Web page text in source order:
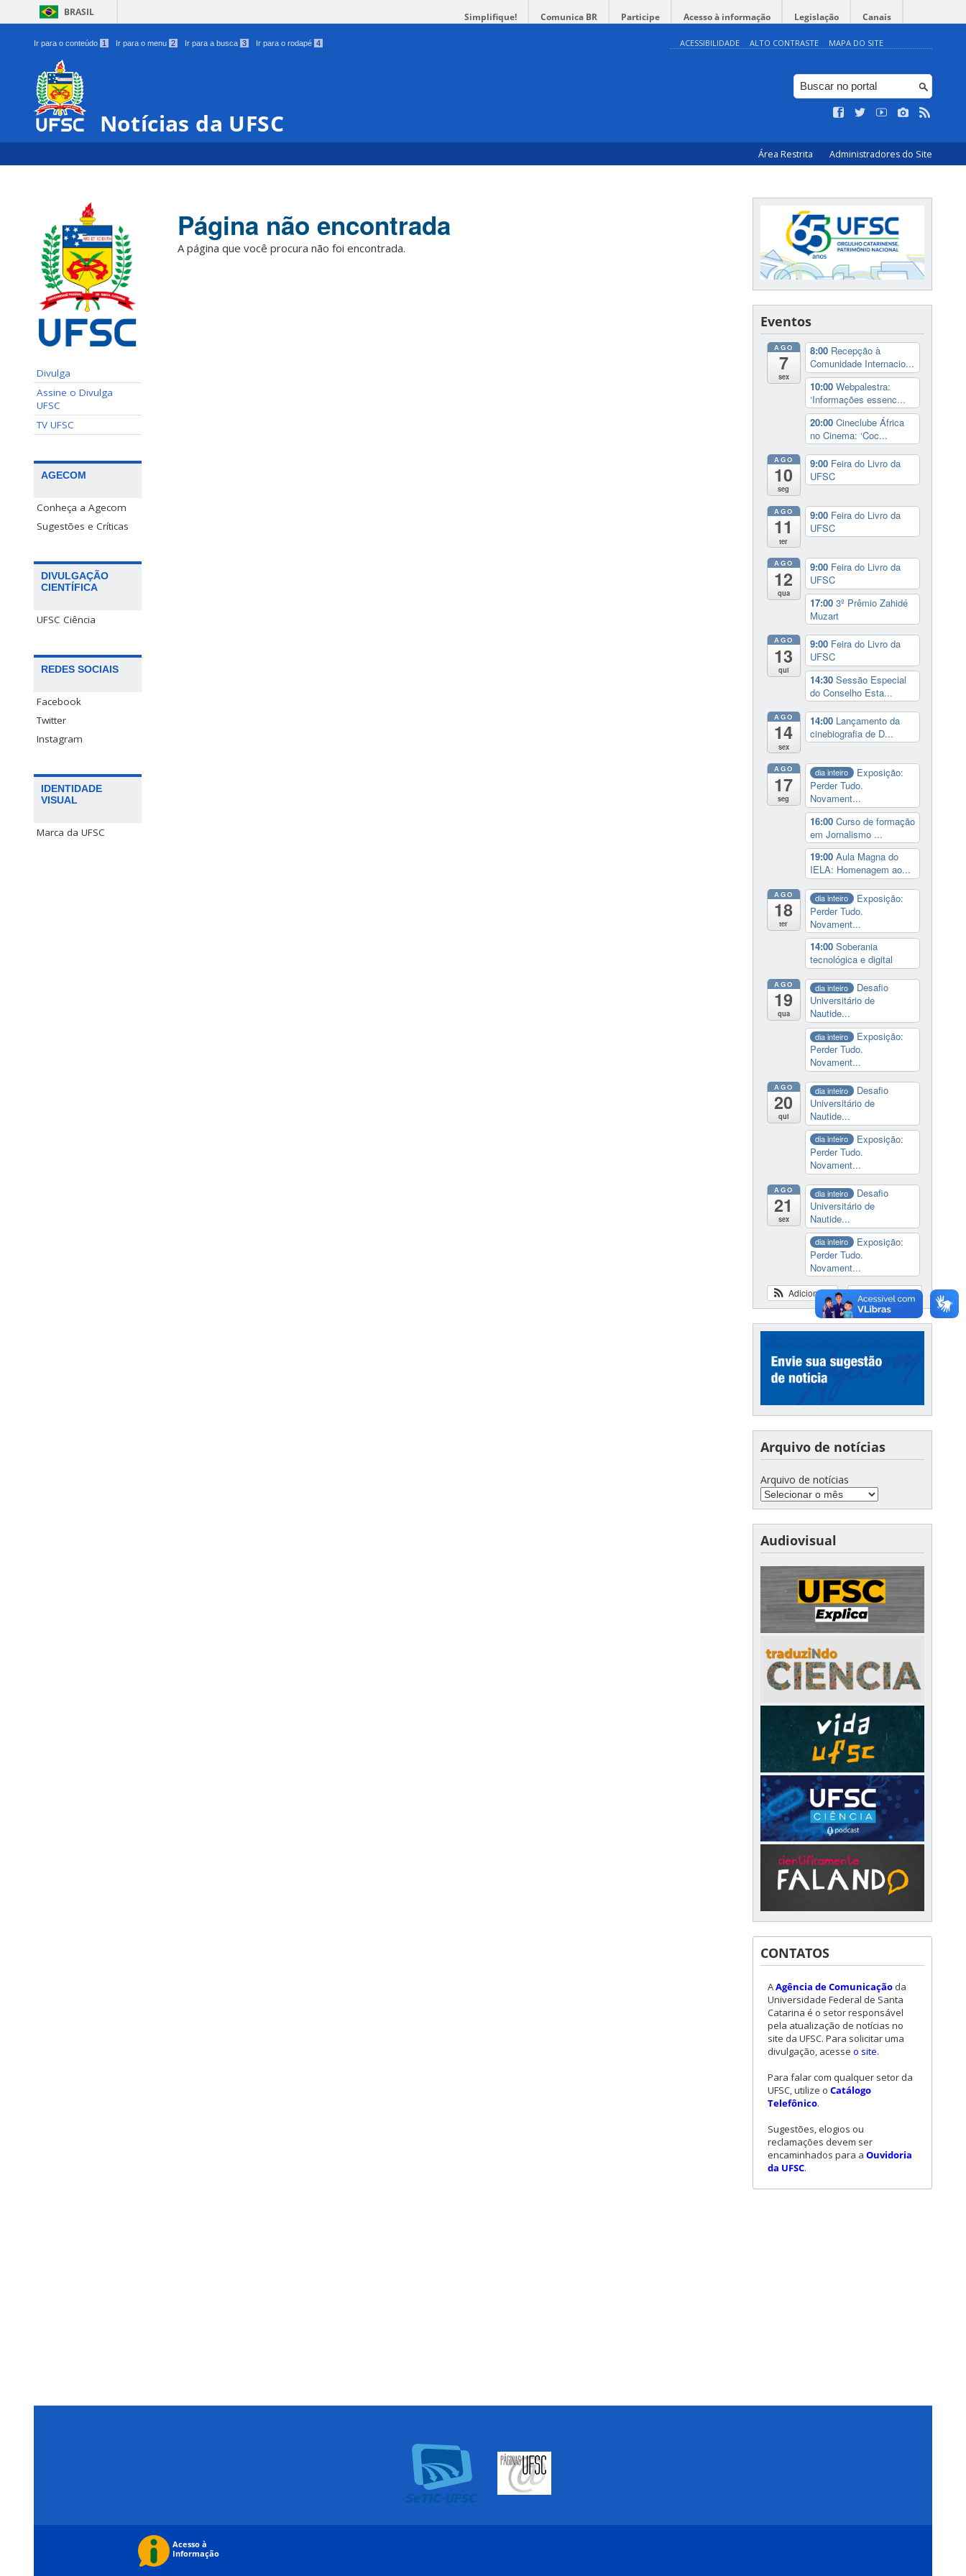
BRASIL Simplifique! Comunica BR Participe Acesso à informação Legislação Canais
Ir para o conteúdo 1 Ir para o menu 2 Ir para a busca 3 Ir para o rodapé 4 ACESSIBILIDADE ALTO CONTRASTE MAPA DO SITE
Notícias da UFSC
Área Restrita Administradores do Site
Divulga
Assine o Divulga
UFSC
TV UFSC
AGECOM
Conheça a Agecom
Sugestões e Críticas
DIVULGAÇÃO
CIENTÍFICA
UFSC Ciência
REDES SOCIAIS
Facebook
Twitter
Instagram
IDENTIDADE
VISUAL
Marca da UFSC
Página não encontrada
A página que você procura não foi encontrada.
Eventos
AGO
7
sex
8:00 Recepção à
Comunidade Internacio...
10:00 Webpalestra:
‘Informações essenc...
20:00 Cineclube África
no Cinema: ‘Coc...
AGO
10
seg
9:00 Feira do Livro da
UFSC
AGO
11
ter
9:00 Feira do Livro da
UFSC
AGO
12
qua
9:00 Feira do Livro da
UFSC
17:00 3º Prêmio Zahidé
Muzart
AGO
13
qui
9:00 Feira do Livro da
UFSC
14:30 Sessão Especial
do Conselho Esta...
AGO
14
sex
14:00 Lançamento da
cinebiografia de D...
AGO
17
seg
dia inteiro
Exposição:
Perder Tudo.
Novament...
16:00 Curso de formação
em Jornalismo ...
19:00 Aula Magna do
IELA: Homenagem ao...
AGO
18
ter
dia inteiro
Exposição:
Perder Tudo.
Novament...
14:00 Soberania
tecnológica e digital
AGO
19
qua
dia inteiro
Desafio
Universitário de
Nautide...
dia inteiro
Exposição:
Perder Tudo.
Novament...
AGO
20
qui
dia inteiro
Desafio
Universitário de
Nautide...
dia inteiro
Exposição:
Perder Tudo.
Novament...
AGO
21
sex
dia inteiro
Desafio
Universitário de
Nautide...
dia inteiro
Exposição:
Perder Tudo.
Novament...
Ver calendário
Adicionar
Arquivo de notícias
Arquivo de notícias
Audiovisual
CONTATOS
AAgência de Comunicação da
Universidade Federal de Santa
Catarina é o setor responsável
pela atualização de notícias no
site da UFSC. Para solicitar uma
divulgação, acesse o site.
Para falar com qualquer setor da
UFSC, utilize o Catálogo
Telefônico.
Sugestões, elogios ou
reclamações devem ser
encaminhados para a Ouvidoria
da UFSC.